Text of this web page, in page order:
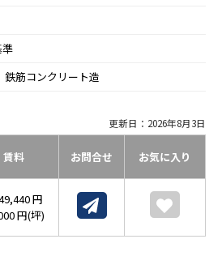
筋コンクリート造
更新日：2026年8月3日
賃料 お問合せ お気に入り
円
円(坪)